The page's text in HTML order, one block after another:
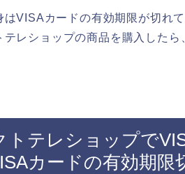
はVISAカードの有効期限が切れ
テレショップの商品を購入した
トテレショップで
カードの有効期限